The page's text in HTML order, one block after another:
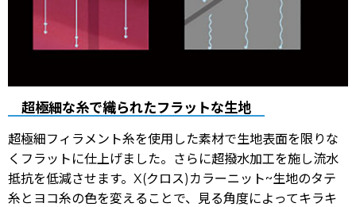
超極細な糸で織られたフラットな生地
超極細フィラメント糸を使用した素材で生地表面を限りな
くフラットに仕上げました。さらに超撥水加工を施し流水
抵抗を低減させます。X(クロス)カラーニット~生地のタテ
糸とヨコ糸の色を変えることで、見る角度によってキラキ